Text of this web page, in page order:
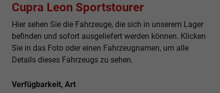
Cupra Leon Sportstourer
Hier sehen Sie die Fahrzeuge, die sich in unserem Lager
befinden und sofort ausgeliefert werden können. Klicken
Sie in das Foto oder einen Fahrzeugnamen, um alle
Details dieses Fahrzeugs zu sehen.
Verfügbarkeit, Art